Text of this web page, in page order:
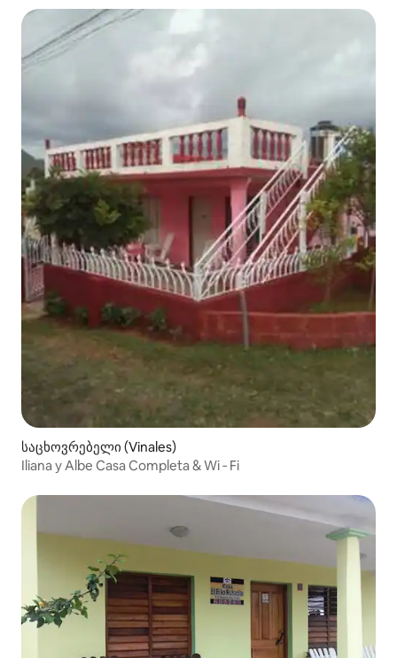
საცხოვრებელი (Vinales)
Iliana y Albe Casa Completa & Wi ‑ Fi